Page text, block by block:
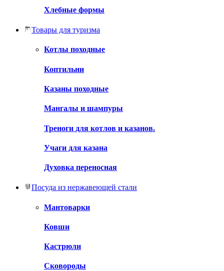
Хлебные формы
Товары для туризма
Котлы походные
Коптильни
Казаны походные
Мангалы и шампуры
Треноги для котлов и казанов.
Учаги для казана
Духовка переносная
Посуда из нержавеющей стали
Мантоварки
Ковши
Кастрюли
Сковороды